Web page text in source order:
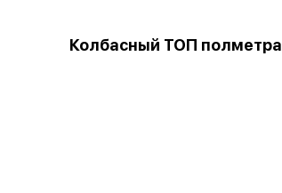
Колбасный ТОП полметра